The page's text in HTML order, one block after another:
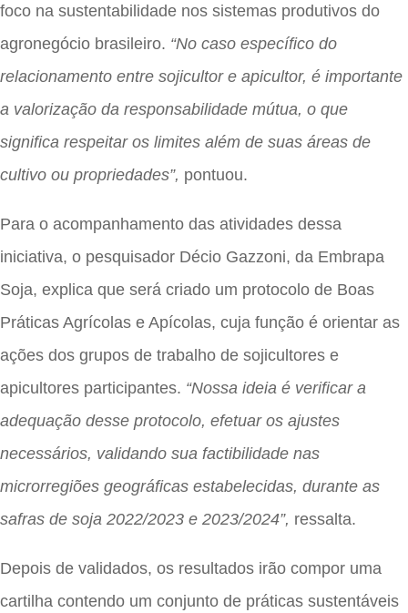
foco na sustentabilidade nos sistemas produtivos do
agronegócio brasileiro. “No caso específico do
relacionamento entre sojicultor e apicultor, é importante
a valorização da responsabilidade mútua, o que
significa respeitar os limites além de suas áreas de
cultivo ou propriedades”, pontuou.
Para o acompanhamento das atividades dessa
iniciativa, o pesquisador Décio Gazzoni, da Embrapa
Soja, explica que será criado um protocolo de Boas
Práticas Agrícolas e Apícolas, cuja função é orientar as
ações dos grupos de trabalho de sojicultores e
apicultores participantes. “Nossa ideia é verificar a
adequação desse protocolo, efetuar os ajustes
necessários, validando sua factibilidade nas
microrregiões geográficas estabelecidas, durante as
safras de soja 2022/2023 e 2023/2024”, ressalta.
Depois de validados, os resultados irão compor uma
cartilha contendo um conjunto de práticas sustentáveis